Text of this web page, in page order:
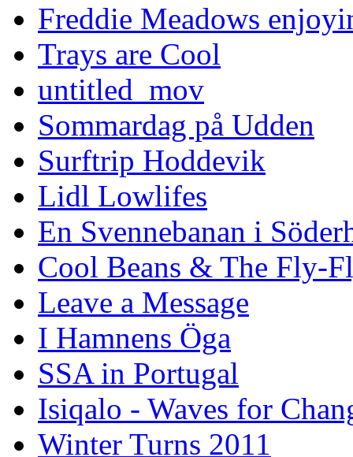
Freddie Meadows
Trays are Cool
untitled_mov
Sommardag på Udden
Surftrip Hoddevik
Lidl Lowlifes
En Svennebanan i
Cool Beans & The Fly-
Leave a Message
I Hamnens Öga
SSA in Portugal
Isiqalo - Waves for
Winter Turns 2011